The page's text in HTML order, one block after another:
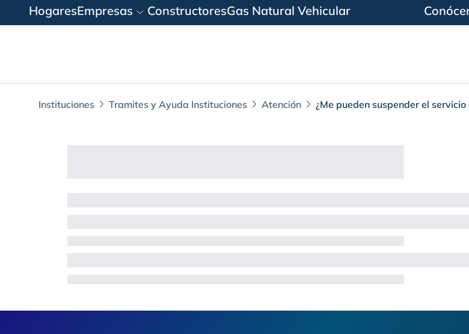
HogaresEmpresas ConstructoresGas Natural Vehicular
Instituciones Tramites y Ayuda Instituciones Atención ¿Me pueden suspender el